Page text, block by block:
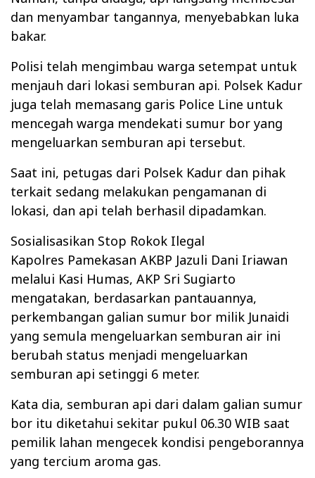
dan menyambar tangannya, menyebabkan luka
bakar.
Polisi telah mengimbau warga setempat untuk
menjauh dari lokasi semburan api. Polsek Kadur
juga telah memasang garis Police Line untuk
mencegah warga mendekati sumur bor yang
mengeluarkan semburan api tersebut.
Saat ini, petugas dari Polsek Kadur dan pihak
terkait sedang melakukan pengamanan di
lokasi, dan api telah berhasil dipadamkan.
Sosialisasikan Stop Rokok Ilegal
Kapolres Pamekasan AKBP Jazuli Dani Iriawan
melalui Kasi Humas, AKP Sri Sugiarto
mengatakan, berdasarkan pantauannya,
perkembangan galian sumur bor milik Junaidi
yang semula mengeluarkan semburan air ini
berubah status menjadi mengeluarkan
semburan api setinggi 6 meter.
Kata dia, semburan api dari dalam galian sumur
bor itu diketahui sekitar pukul 06.30 WIB saat
pemilik lahan mengecek kondisi pengeborannya
yang tercium aroma gas.